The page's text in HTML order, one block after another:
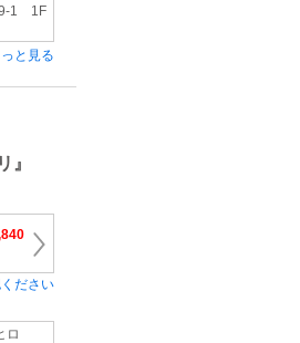
1 1F
と見る
』
ださい
ロ